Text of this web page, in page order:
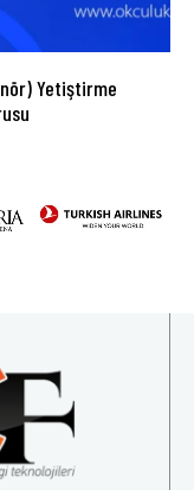
Yetiştirme